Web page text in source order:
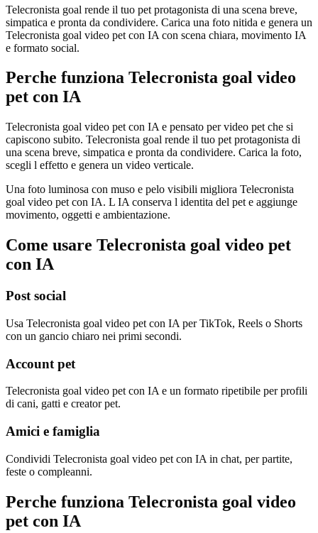
Telecronista goal rende il tuo pet protagonista di una scena breve,
simpatica e pronta da condividere. Carica una foto nitida e genera un
Telecronista goal video pet con IA con scena chiara, movimento IA
e formato social.
Perche funziona Telecronista goal video
pet con IA
Telecronista goal video pet con IA e pensato per video pet che si
capiscono subito. Telecronista goal rende il tuo pet protagonista di
una scena breve, simpatica e pronta da condividere. Carica la foto,
scegli l effetto e genera un video verticale.
Una foto luminosa con muso e pelo visibili migliora Telecronista
goal video pet con IA. L IA conserva l identita del pet e aggiunge
movimento, oggetti e ambientazione.
Come usare Telecronista goal video pet
con IA
Post social
Usa Telecronista goal video pet con IA per TikTok, Reels o Shorts
con un gancio chiaro nei primi secondi.
Account pet
Telecronista goal video pet con IA e un formato ripetibile per profili
di cani, gatti e creator pet.
Amici e famiglia
Condividi Telecronista goal video pet con IA in chat, per partite,
feste o compleanni.
Perche funziona Telecronista goal video
pet con IA